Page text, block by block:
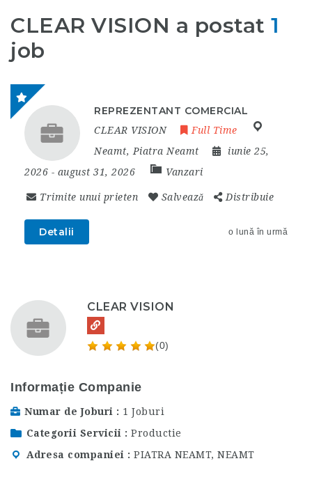
CLEAR VISION a postat 1
job
REPREZENTANT COMERCIAL
CLEAR VISION
Full Time
Neamt, Piatra Neamt
iunie 25,
2026 - august 31, 2026 Vanzari
Trimite unui prieten Salvează Distribuie
Detalii o lună în urmă
CLEAR VISION
(0)
Informație Companie
Numar de Joburi
1 Joburi
Categorii Servicii
Productie
Adresa companiei
PIATRA NEAMT, NEAMT